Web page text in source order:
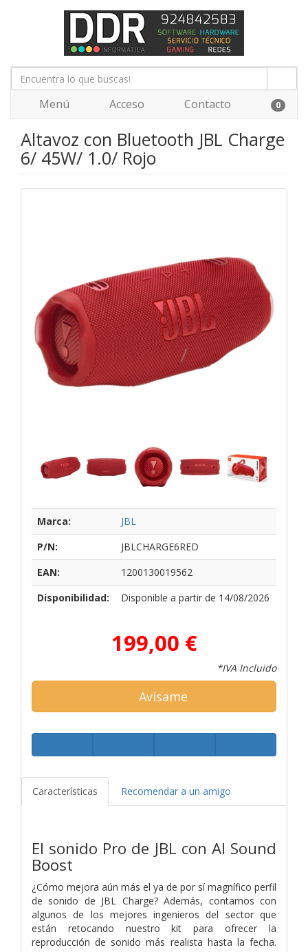
Menú Acceso Contacto 0
Altavoz con Bluetooth JBL Charge
6/ 45W/ 1.0/ Rojo
Marca:
JBL
P/N:
JBLCHARGE6RED
EAN:
1200130019562
Disponibilidad:
Disponible a partir de 14/08/2026
199,00 €
*IVA Incluido
Avísame
Características Recomendar a un amigo
El sonido Pro de JBL con AI Sound
Boost
¿Cómo mejora aún más el ya de por sí magnífico perfil
de sonido de JBL Charge? Además, contamos con
algunos de los mejores ingenieros del sector que
están retocando nuestro kit para ofrecer la
reproducción de sonido más realista hasta la fecha.